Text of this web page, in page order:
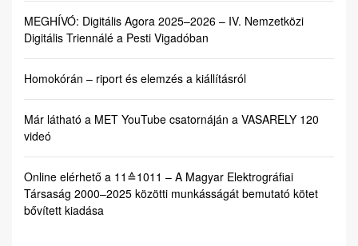
MEGHÍVÓ: Digitális Agora 2025–2026 – IV. Nemzetközi
Digitális Triennálé a Pesti Vigadóban
Homokórán – riport és elemzés a kiállításról
Már látható a MET YouTube csatornáján a VASARELY 120
videó
Online elérhető a 11≙1011 – A Magyar Elektrográfiai
Társaság 2000–2025 közötti munkásságát bemutató kötet
bővített kiadása